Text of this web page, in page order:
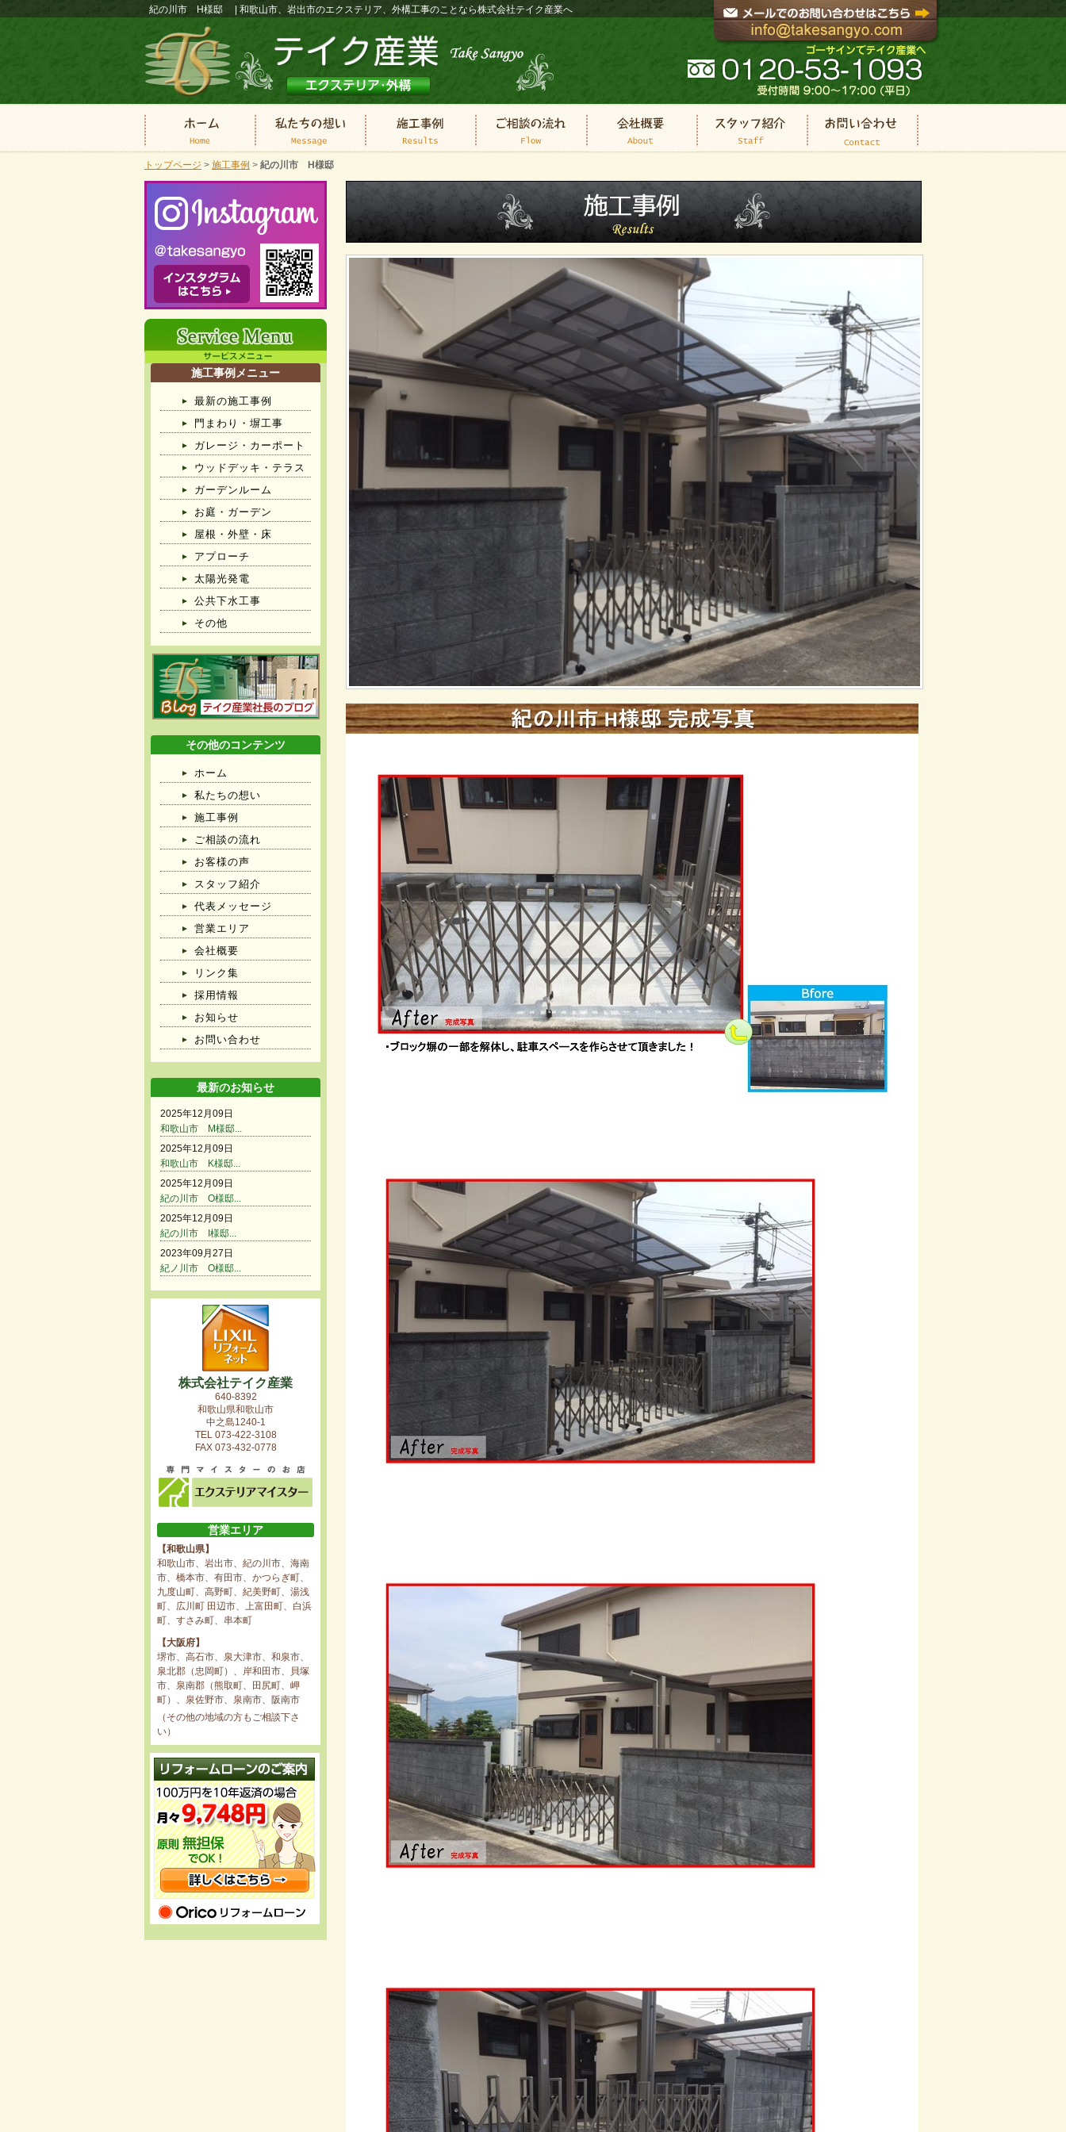
紀の川市 H様邸 | 和歌山市、岩出市のエクステリア、外構工事のことなら株式会社テイク産業へ
トップページ > 施工事例 > 紀の川市 H様邸
施工事例メニュー
最新の施工事例
門まわり・塀工事
ガレージ・カーポート
ウッドデッキ・テラス
ガーデンルーム
お庭・ガーデン
屋根・外壁・床
アプローチ
太陽光発電
公共下水工事
その他
その他のコンテンツ
ホーム
私たちの想い
施工事例
ご相談の流れ
お客様の声
スタッフ紹介
代表メッセージ
営業エリア
会社概要
リンク集
採用情報
お知らせ
お問い合わせ
最新のお知らせ
2025年12月09日
和歌山市 M様邸...
2025年12月09日
和歌山市 K様邸...
2025年12月09日
紀の川市 O様邸...
2025年12月09日
紀の川市 I様邸...
2023年09月27日
紀ノ川市 O様邸...
株式会社テイク産業
640-8392
和歌山県和歌山市
中之島1240-1
TEL 073-422-3108
FAX 073-432-0778
営業エリア
【和歌山県】
和歌山市、岩出市、紀の川市、海南
市、橋本市、有田市、かつらぎ町、
九度山町、高野町、紀美野町、湯浅
町、広川町 田辺市、上富田町、白浜
町、すさみ町、串本町
【大阪府】
堺市、高石市、泉大津市、和泉市、
泉北郡（忠岡町）、岸和田市、貝塚
市、泉南郡（熊取町、田尻町、岬
町）、泉佐野市、泉南市、阪南市
（その他の地域の方もご相談下さ
い）